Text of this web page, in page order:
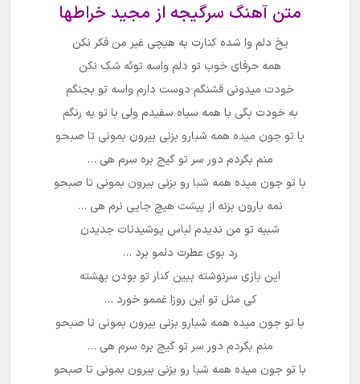
متن آهنگ سرگیجه از مجید خراطها
یخ دلم وا شده کنارت به هیچی غیر من فکر نکن
همه حرفای خوب تو دلم واسه توئه شک نکن
خودت میدونی قشنگم دوست دارم واسه تو بجنگم
به خودت بگی با همه سیاه سفیدم ولی با تو یه رنگم
با تو جون میده همه شبارو بزنی بیرون بمونی تا صبحو
منم بگردم دور سر تو گیج بره سرم هی …
با تو جون میده همه شبا رو بزنی بیرون بمونی تا صبحو
نمه بارون بزنه از پیشت هیچ جایی نرم هی …
شبیه تو من ندیدم لباس پوشیدنات جدیدن
رد بوی عطرت دلمو برد …
این بازی سرنوشته ببین کنار تو بودن بهشته
کی مثل تو این روزا غممو خورد …
با تو جون میده همه شبارو بزنی بیرون بمونی تا صبحو
منم بگردم دور سر تو گیج بره سرم هی …
با تو جون میده همه شبا رو بزنی بیرون بمونی تا صبحو